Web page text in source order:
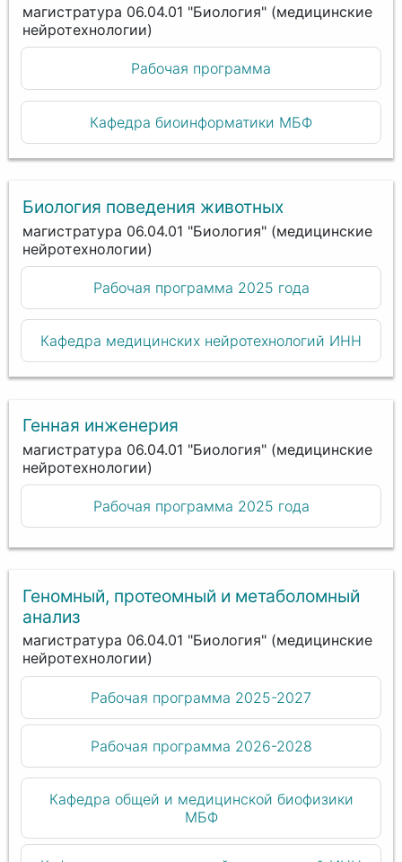
магистратура 06.04.01 "Биология" (медицинские
нейротехнологии)
Рабочая программа
Кафедра биоинформатики МБФ
Биология поведения животных
магистратура 06.04.01 "Биология" (медицинские
нейротехнологии)
Рабочая программа 2025 года
Кафедра медицинских нейротехнологий ИНН
Генная инженерия
магистратура 06.04.01 "Биология" (медицинские
нейротехнологии)
Рабочая программа 2025 года
Геномный, протеомный и метаболомный
анализ
магистратура 06.04.01 "Биология" (медицинские
нейротехнологии)
Рабочая программа 2025-2027
Рабочая программа 2026-2028
Кафедра общей и медицинской биофизики
МБФ